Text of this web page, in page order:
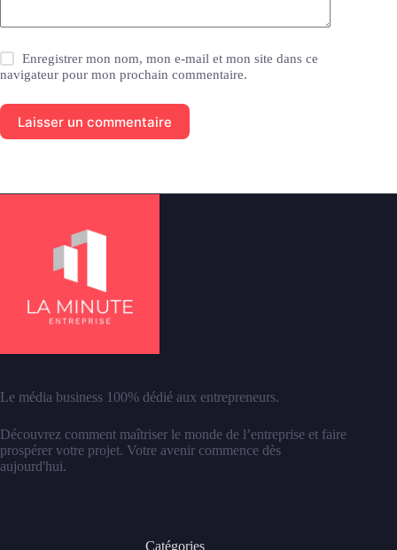
Enregistrer mon nom, mon e-mail et mon site dans ce
navigateur pour mon prochain commentaire.
Laisser un commentaire
Le média business 100% dédié aux entrepreneurs.
Découvrez comment maîtriser le monde de l’entreprise et faire
prospérer votre projet. Votre avenir commence dès
aujourd'hui.
Catégories